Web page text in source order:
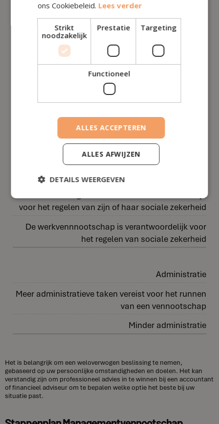
Meer fiscale voordelen beschikbaar zoals aftrek
van kosten van belastingen
Minder fiscale voordelen beschikbaar
Vermogensbescherming
Beperkte persoonlijke aansprakelijkheid voor de
Geen bescherming tegen persoonlijke
aansprakelijkheid
De zelfstandige ondernemer is verantwoordelijk
voor het regelen van zijn of haar sociale zekerheid
De werkvennnootschap is verantwoordelijk voor
het regelen van sociale zekerheid
Administratie
Meer administratieve taken vereist voor het runnen
van een vennootschap
Minder administratie
Het is belangrijk om een weloverwogen beslissing te nemen,
gebaseerd op uw persoonlijke omstandigheden en doelen. Het kan
verstandig zijn om professioneel advies in te winnen bij een accountant
of financieel adviseur om te bepalen welke optie het beste bij uw
situatie past.
ons Cookiebeleid. Lees verder
Strikt
noodzakelijk
Prestatie Targeting
Functioneel
ALLES ACCEPTEREN
ALLES AFWIJZEN
DETAILS WEERGEVEN